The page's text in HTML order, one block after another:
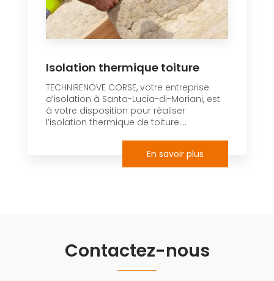
Isolation thermique toiture
TECHNIRENOVE CORSE, votre entreprise
d’isolation à Santa-Lucia-di-Moriani, est
à votre disposition pour réaliser
l’isolation thermique de toiture....
En savoir plus
Contactez-nous